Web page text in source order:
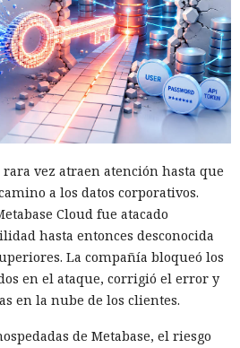
vez atraen atención hasta que
a los datos corporativos.
Cloud fue atacado
hasta entonces desconocida
La compañía bloqueó los
en el ataque, corrigió el error y
en la nube de los clientes.
de Metabase, el riesgo